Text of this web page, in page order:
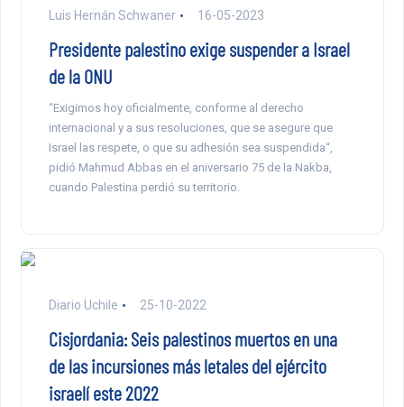
Luis Hernán Schwaner 16-05-2023
Presidente palestino exige suspender a Israel
de la ONU
“Exigimos hoy oficialmente, conforme al derecho
internacional y a sus resoluciones, que se asegure que
Israel las respete, o que su adhesión sea suspendida“,
pidió Mahmud Abbas en el aniversario 75 de la Nakba,
cuando Palestina perdió su territorio.
Diario Uchile 25-10-2022
Cisjordania: Seis palestinos muertos en una
de las incursiones más letales del ejército
israelí este 2022